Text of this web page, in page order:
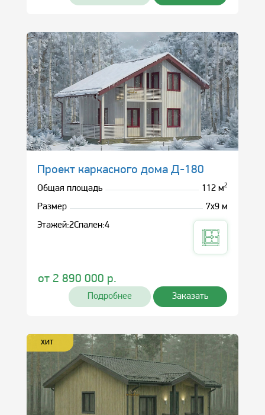
Проект каркасного дома Д-180
Общая площадь 112 м2
Размер
7х9 м
Этажей:2Спален:4
от 2 890 000 р.
Подробнее Заказать
ХИТ